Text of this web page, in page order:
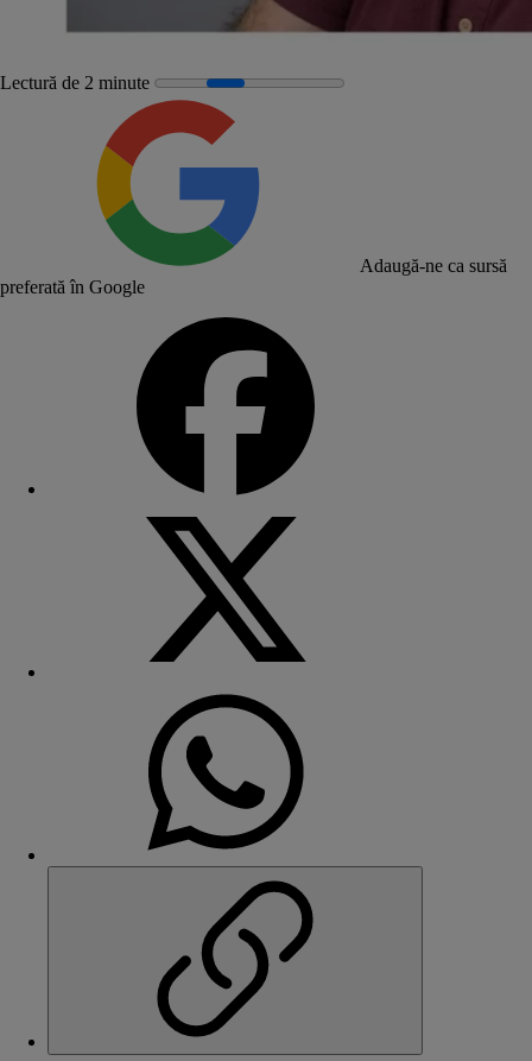
Lectură de 2 minute
Adaugă-ne ca sursă
preferată în Google